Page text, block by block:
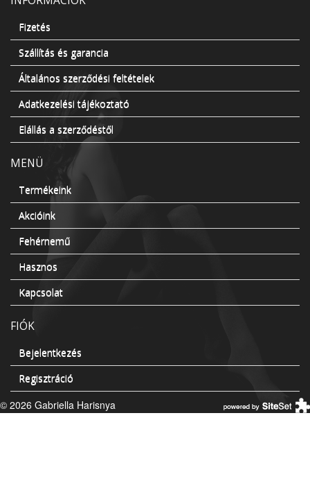
Fizetés
Szállítás és garancia
Általános szerződési feltételek
Adatkezelési tájékoztató
Elállás a szerződéstől
MENÜ
Termékeink
Akcióink
Fehérnemű
Hasznos
Kapcsolat
FIÓK
Bejelentkezés
Regisztráció
© 2026 Gabriella Harisnya